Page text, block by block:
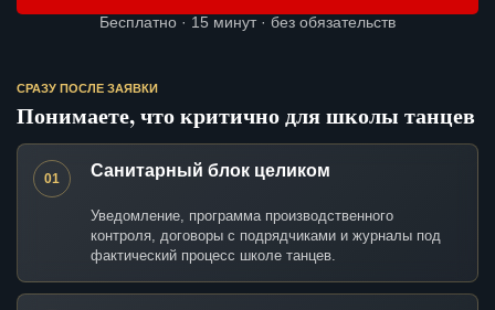
Бесплатно · 15 минут · без обязательств
СРАЗУ ПОСЛЕ ЗАЯВКИ
Понимаете, что критично для школы танцев
01 Санитарный блок целиком
Уведомление, программа производственного
контроля, договоры с подрядчиками и журналы под
фактический процесс школе танцев.